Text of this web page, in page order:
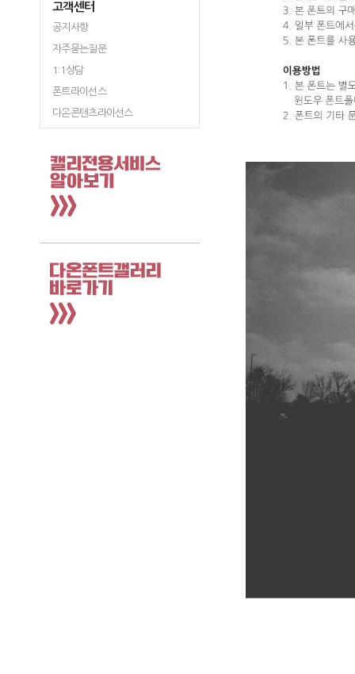
고객센터
공지사항
자주묻는질문
1:1상담
폰트라이선스
다온콘텐츠라이선스